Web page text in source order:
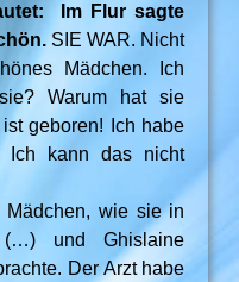
Im Flur sagte
SIE WAR. Nicht
Mädchen. Ich
Warum hat sie
geboren! Ich habe
Ich kann das nicht
Mädchen, wie sie in
(…) und Ghislaine
Der Arzt habe